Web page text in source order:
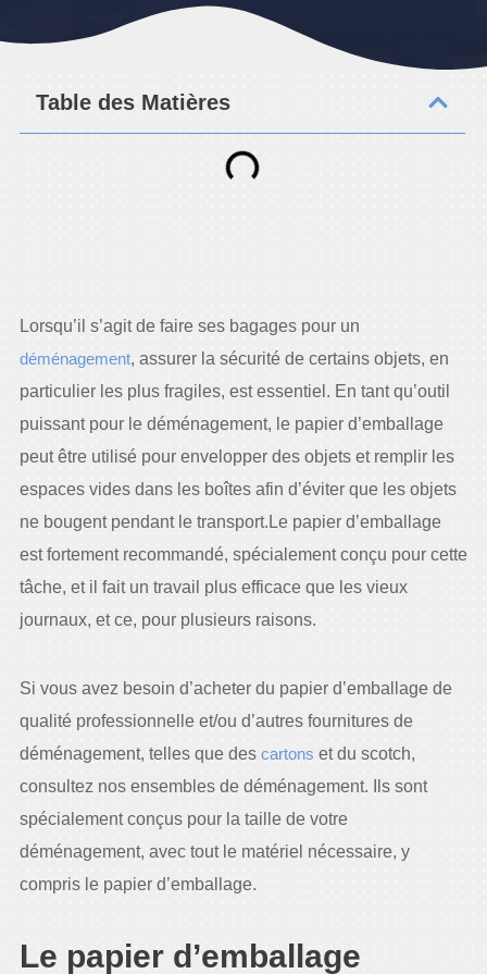
Table des Matières
Lorsqu’il s’agit de faire ses bagages pour un
déménagement, assurer la sécurité de certains objets, en
particulier les plus fragiles, est essentiel. En tant qu’outil
puissant pour le déménagement, le papier d’emballage
peut être utilisé pour envelopper des objets et remplir les
espaces vides dans les boîtes afin d’éviter que les objets
ne bougent pendant le transport.Le papier d’emballage
est fortement recommandé, spécialement conçu pour cette
tâche, et il fait un travail plus efficace que les vieux
journaux, et ce, pour plusieurs raisons.
Si vous avez besoin d’acheter du papier d’emballage de
qualité professionnelle et/ou d’autres fournitures de
déménagement, telles que des cartons et du scotch,
consultez nos ensembles de déménagement. Ils sont
spécialement conçus pour la taille de votre
déménagement, avec tout le matériel nécessaire, y
compris le papier d’emballage.
Le papier d’emballage